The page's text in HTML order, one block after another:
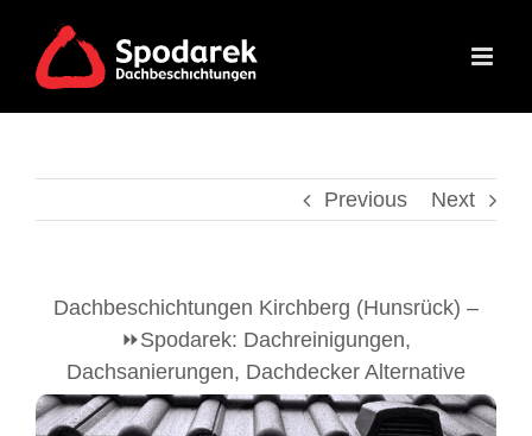
content
Previous Next
Dachbeschichtungen Kirchberg (Hunsrück) –
⏩Spodarek: Dachreinigungen,
Dachsanierungen, Dachdecker Alternative